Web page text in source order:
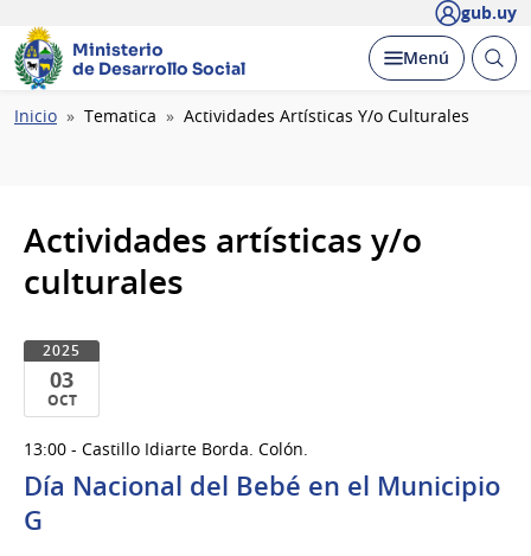
gub.uy
Ministerio
de Desarrollo Social
Desplegar
Menú Abrir
Ruta
Inicio Tematica Actividades Artísticas Y/o Culturales
Actividades artísticas y/o
culturales
2025
03
OCT
de
Oct
del
13:00 - Castillo Idiarte Borda. Colón.
Día Nacional del Bebé en el Municipio
G